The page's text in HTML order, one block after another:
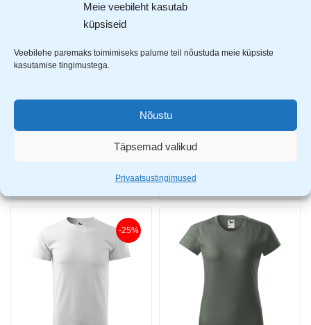
Meie veebileht kasutab
küpsiseid
Veebilehe paremaks toimimiseks palume teil nõustuda meie küpsiste
kasutamise tingimustega.
Nõustu
Täpsemad valikud
Privaatsustingimused
-25%
Adler Basic meeste T-särk 129 sinine
-25%